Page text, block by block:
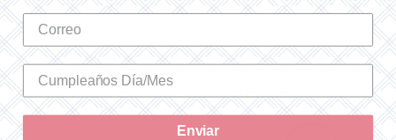
SOLO ENVÍOS A LA REPÚBLICA
MEXICANA
Enviar